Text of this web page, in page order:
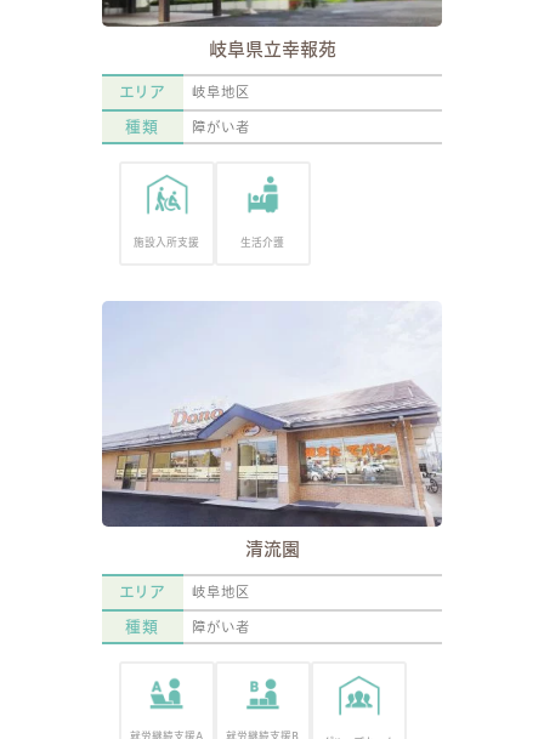
岐阜県立幸報苑
エリア 岐阜地区
種類 障がい者
施設入所支援 生活介護
清流園
エリア 岐阜地区
種類 障がい者
就労継続支援A
就労継続支援B